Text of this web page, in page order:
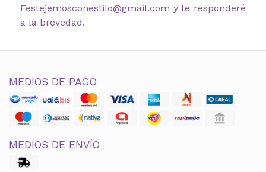
Festejemosconestilo@gmail.com y te responderé
a la brevedad.
MEDIOS DE PAGO
MEDIOS DE ENVÍO